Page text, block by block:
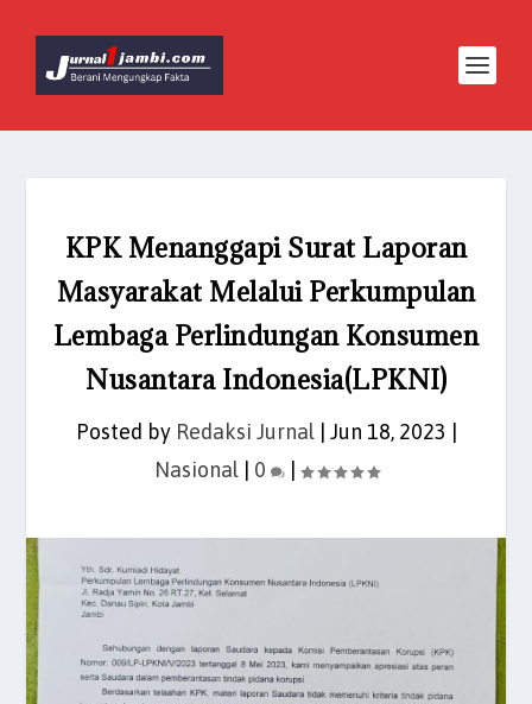
KPK Menanggapi Surat Laporan
Masyarakat Melalui Perkumpulan
Lembaga Perlindungan Konsumen
Nusantara Indonesia(LPKNI)
Posted by Redaksi Jurnal| Jun 18, 2023
Nasional| 0 |